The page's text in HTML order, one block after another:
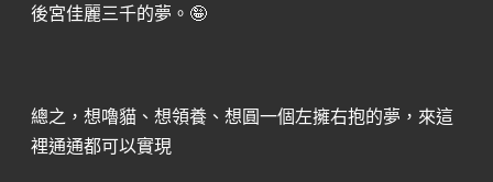
後宮佳麗三千的夢。🤪
總之，想嚕貓、想領養、想圓一個左擁右抱的夢，來這
裡通通都可以實現